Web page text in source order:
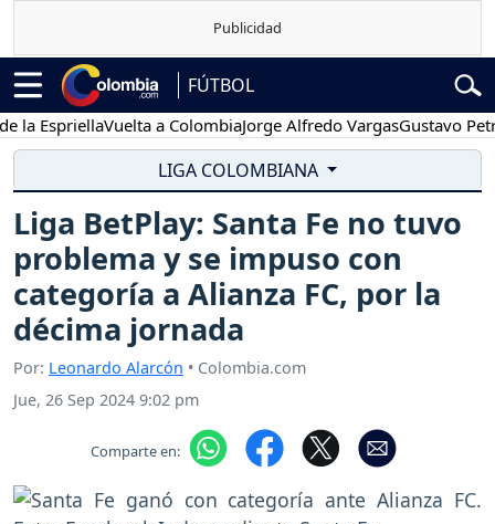
FÚTBOL
Vuelta a ColombiaJorge Alfredo VargasGustavo Petro
LIGA COLOMBIANA
Liga BetPlay: Santa Fe no tuvo
problema y se impuso con
categoría a Alianza FC, por la
décima jornada
Por: Leonardo Alarcón • Colombia.com
Jue, 26 Sep 2024 9:02 pm
Comparte en: